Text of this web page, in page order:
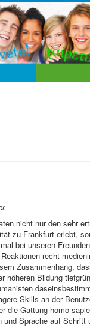
nicht nur den sehr
zu Frankfurt erlebt,
bei unseren
recht
Zusammenhang,
höheren Bildung
Skills an der
die Gattung homo
Sprache auf